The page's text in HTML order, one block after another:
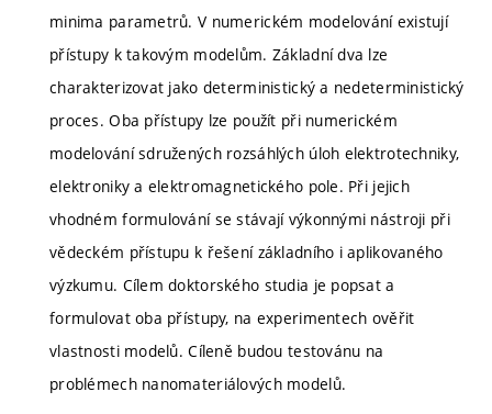
minima parametrů. V numerickém modelování existují
přístupy k takovým modelům. Základní dva lze
charakterizovat jako deterministický a nedeterministický
proces. Oba přístupy lze použít při numerickém
modelování sdružených rozsáhlých úloh elektrotechniky,
elektroniky a elektromagnetického pole. Při jejich
vhodném formulování se stávají výkonnými nástroji při
vědeckém přístupu k řešení základního i aplikovaného
výzkumu. Cílem doktorského studia je popsat a
formulovat oba přístupy, na experimentech ověřit
vlastnosti modelů. Cíleně budou testovánu na
problémech nanomateriálových modelů.